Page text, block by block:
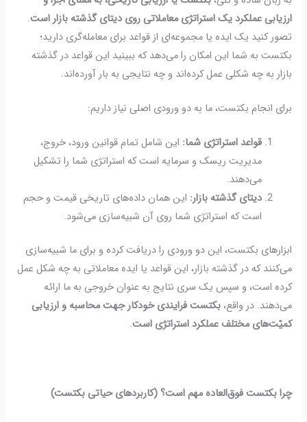
ارزیابی عملکرد یک استراتژی معاملاتی روی دیتای گذشته بازار است.
تصور کنید یک ایده یا مجموعه‌ای از قواعد برای معامله‌گری دارید؛
بکتست به شما این امکان را می‌دهد که ببینید این قواعد در گذشته
بازار به چه شکلی عمل کرده‌اند و چه نتایجی به بار آورده‌اند.
برای انجام بکتست، ما به دو ورودی اصلی نیاز داریم:
قواعد استراتژی شما: این شامل تمام قوانین ورود، خروج،
مدیریت ریسک و سرمایه است که استراتژی شما را تشکیل
می‌دهند.
دیتای گذشته بازار: این همان داده‌های تاریخی قیمت و حجم
است که استراتژی شما روی آن شبیه‌سازی می‌شود.
ابزارهای بکتست، این دو ورودی را دریافت کرده و برای ما شبیه‌سازی
می‌کنند که در گذشته بازار، این قواعد یا ایده معاملاتی به چه شکل عمل
کرده است، و سپس یک سری نتایج به عنوان خروجی به ما ارائه
می‌دهند. در واقع،بکتست فرایندی خودکار جهت محاسبه و ارزیابی
کمیّت‌های مختلف عملکرد استراتژی است.
چرا بکتست فوق‌العاده مهم است؟ (کاربردهای حیاتی بکتست)